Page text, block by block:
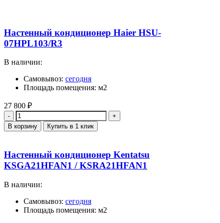
Настенный кондиционер Haier HSU-
07HPL103/R3
В наличии:
Самовывоз: сегодня
Площадь помещения: м2
27 800 ₽
Количество
В корзину Купить в 1 клик
Настенный кондиционер Kentatsu
KSGA21HFAN1 / KSRA21HFAN1
В наличии:
Самовывоз: сегодня
Площадь помещения: м2